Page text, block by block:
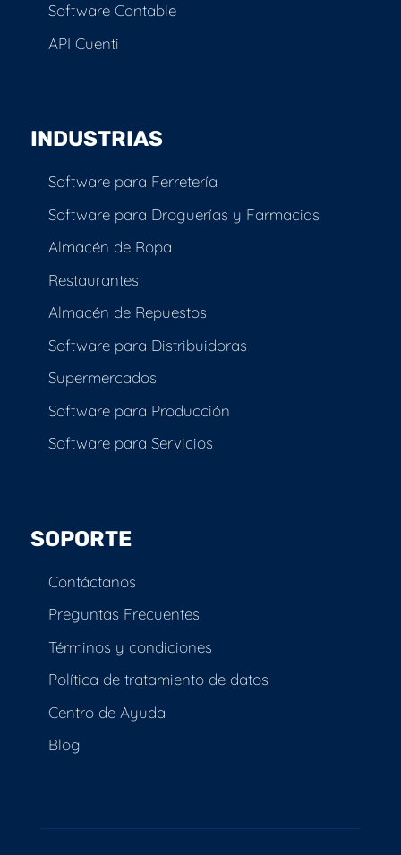
Software Contable
API Cuenti
INDUSTRIAS
Software para Ferretería
Software para Droguerías y Farmacias
Almacén de Ropa
Restaurantes
Almacén de Repuestos
Software para Distribuidoras
Supermercados
Software para Producción
Software para Servicios
SOPORTE
Contáctanos
Preguntas Frecuentes
Términos y condiciones
Política de tratamiento de datos
Centro de Ayuda
Blog